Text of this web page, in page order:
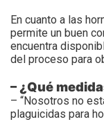
En cuanto a las
permite un buen
encuentra
del proceso para
– ¿Qué
– “Nosotros no
plaguicidas para